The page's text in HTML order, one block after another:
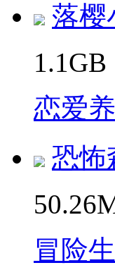
落樱
1.1GB
恋爱
恐怖
冒险